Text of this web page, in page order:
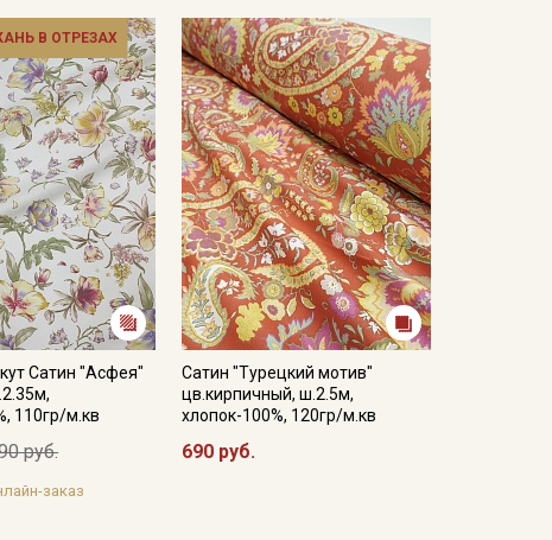
В ОТРЕЗАХ
Сатин "Асфея"
110гр/м.кв
руб.
заказ
Сатин "Турецкий мотив"
цв.кирпичный, ш.2.5м,
хлопок-100%, 120гр/м.кв
690 руб.